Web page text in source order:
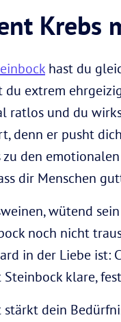
Krebs
hast du
du extrem
ratlos und du
denn er pusht
den
dir Menschen
wütend
noch nicht
in der Liebe ist:
Steinbock klare,
stärkt dein